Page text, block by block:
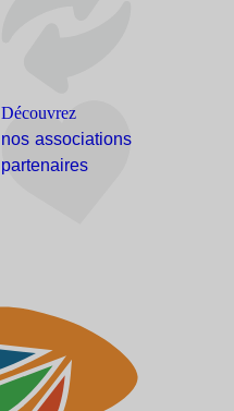
Découvrez
nos associations
partenaires